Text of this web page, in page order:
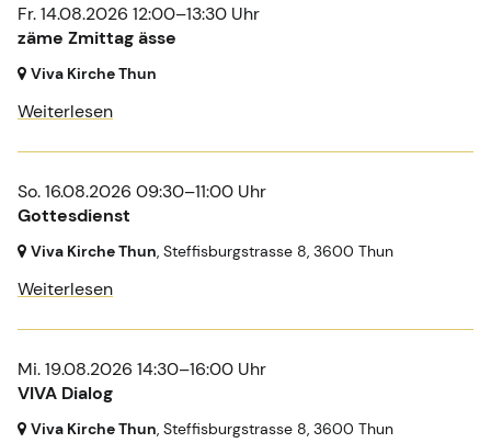
Fr. 14.08.2026 12:00–13:30 Uhr
zäme Zmittag ässe
Viva Kirche Thun
Weiterlesen
So. 16.08.2026 09:30–11:00 Uhr
Gottesdienst
Viva Kirche Thun, Steffisburgstrasse 8, 3600 Thun
Weiterlesen
Mi. 19.08.2026 14:30–16:00 Uhr
VIVA Dialog
Viva Kirche Thun, Steffisburgstrasse 8, 3600 Thun